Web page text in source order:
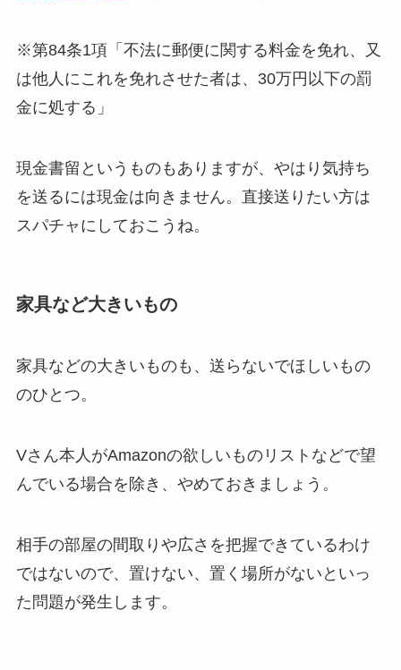
※第84条1項「不法に郵便に関する料金を免れ、又
は他人にこれを免れさせた者は、30万円以下の罰
金に処する」
現金書留というものもありますが、やはり気持ち
を送るには現金は向きません。直接送りたい方は
スパチャにしておこうね。
家具など大きいもの
家具などの大きいものも、送らないでほしいもの
のひとつ。
Vさん本人がAmazonの欲しいものリストなどで望
んでいる場合を除き、やめておきましょう。
相手の部屋の間取りや広さを把握できているわけ
ではないので、 置けない、置く場所がないといっ
た問題が発生します。